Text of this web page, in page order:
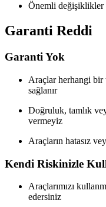
Önemli değişiklikler
Garanti Reddi
Garanti Yok
Araçlar herhangi
sağlanır
Doğruluk, tamlık
vermeyiz
Araçların hatasız
Kendi Riskinizle
Araçlarımızı
edersiniz